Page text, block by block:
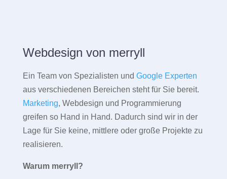
Webdesign von merryll
Ein Team von Spezialisten und Google Experten
aus verschiedenen Bereichen steht für Sie bereit.
Marketing, Webdesign und Programmierung
greifen so Hand in Hand. Dadurch sind wir in der
Lage für Sie keine, mittlere oder große Projekte zu
realisieren.
Warum merryll?